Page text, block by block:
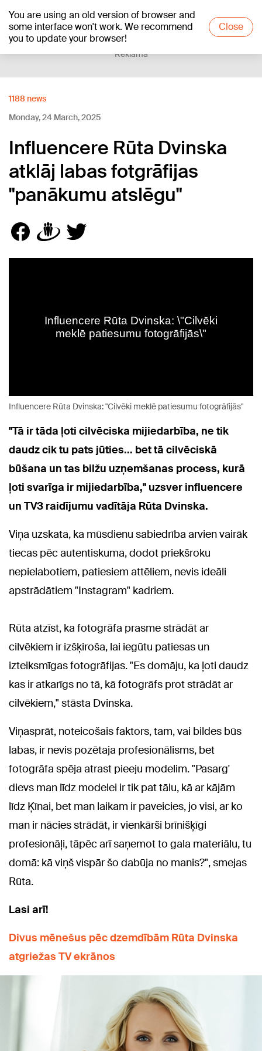
You are using an old version of browser and
some interface won't work. We recommend
you to update your browser!
Close
+19°C
Reklāma
1188 news
Monday, 24 March, 2025
Influencere Rūta Dvinska
atklāj labas fotgrāfijas
"panākumu atslēgu"
Influencere Rūta Dvinska: "Cilvēki meklē patiesumu fotogrāfijās"
"Tā ir tāda ļoti cilvēciska mijiedarbība, ne tik
daudz cik tu pats jūties... bet tā cilvēciskā
būšana un tas bilžu uzņemšanas process, kurā
ļoti svarīga ir mijiedarbība," uzsver influencere
un TV3 raidījumu vadītāja Rūta Dvinska.
Viņa uzskata, ka mūsdienu sabiedrība arvien vairāk
tiecas pēc autentiskuma, dodot priekšroku
nepielabotiem, patiesiem attēliem, nevis ideāli
apstrādātiem "Instagram" kadriem.
Rūta atzīst, ka fotogrāfa prasme strādāt ar
cilvēkiem ir izšķiroša, lai iegūtu patiesas un
izteiksmīgas fotogrāfijas. "Es domāju, ka ļoti daudz
kas ir atkarīgs no tā, kā fotogrāfs prot strādāt ar
cilvēkiem," stāsta Dvinska.
Viņasprāt, noteicošais faktors, tam, vai bildes būs
labas, ir nevis pozētaja profesionālisms, bet
fotogrāfa spēja atrast pieeju modelim. "Pasarg'
dievs man līdz modelei ir tik pat tālu, kā ar kājām
līdz Ķīnai, bet man laikam ir paveicies, jo visi, ar ko
man ir nācies strādāt, ir vienkārši brīnišķīgi
profesionāļi, tāpēc arī saņemot to gala materiālu, tu
domā: kā viņš vispār šo dabūja no manis?", smejas
Rūta.
Lasi arī!
Divus mēnešus pēc dzemdībām Rūta Dvinska
atgriežas TV ekrānos